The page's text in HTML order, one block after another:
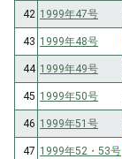
42 1999年47号
43 1999年48号
44 1999年49号
45 1999年50号
46 1999年51号
47 1999年52・53号